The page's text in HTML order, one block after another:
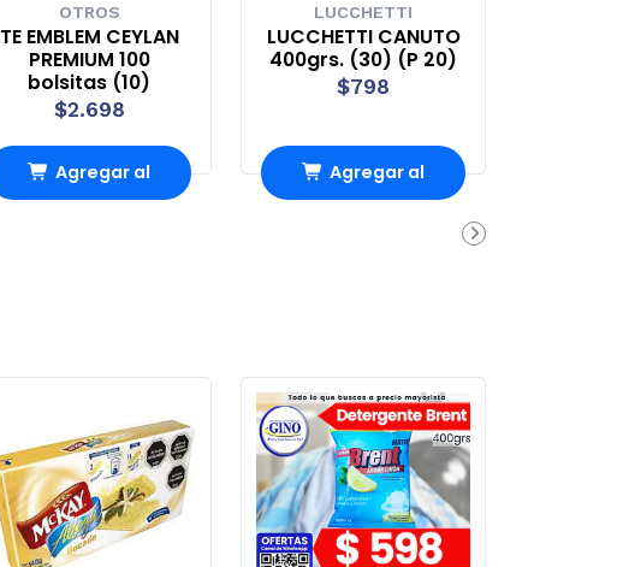
OTROS
TE EMBLEM CEYLAN
PREMIUM 100
bolsitas (10)
$2.698
Agregar al
LUCCHETTI
LUCCHETTI CANUTO
400grs. (30) (P 20)
$798
Agregar al